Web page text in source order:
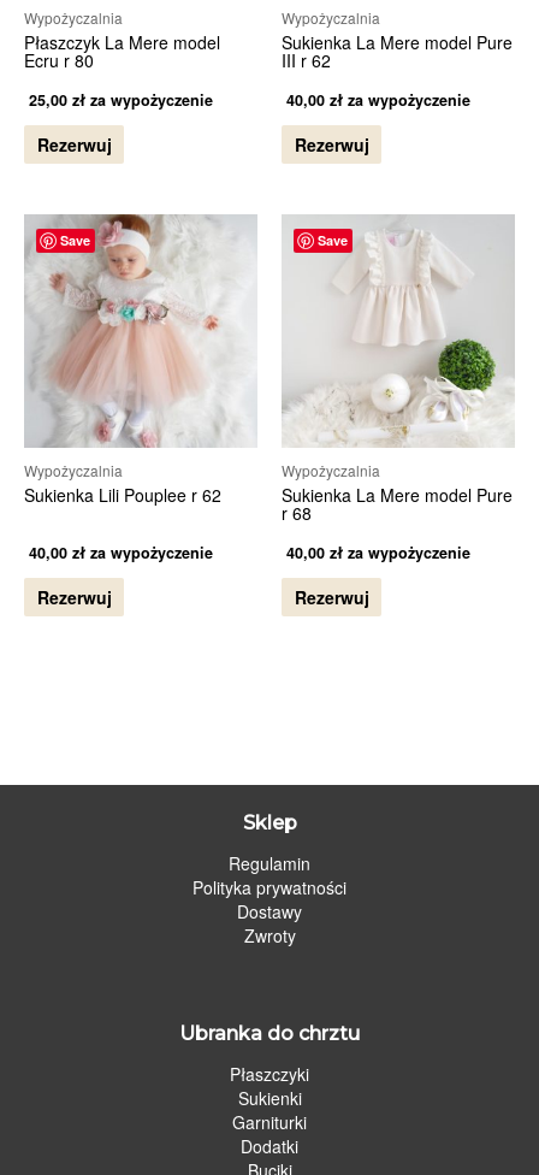
Wypożyczalnia
Płaszczyk La Mere model
Ecru r 80
25,00 zł za wypożyczenie
Rezerwuj
Wypożyczalnia
Sukienka La Mere model Pure
III r 62
40,00 zł za wypożyczenie
Rezerwuj
Save
Wypożyczalnia
Sukienka Lili Pouplee r 62
40,00 zł za wypożyczenie
Rezerwuj
Save
Wypożyczalnia
Sukienka La Mere model Pure
r 68
40,00 zł za wypożyczenie
Rezerwuj
Sklep
Regulamin
Polityka prywatności
Dostawy
Zwroty
Ubranka do chrztu
Płaszczyki
Sukienki
Garniturki
Dodatki
Buciki